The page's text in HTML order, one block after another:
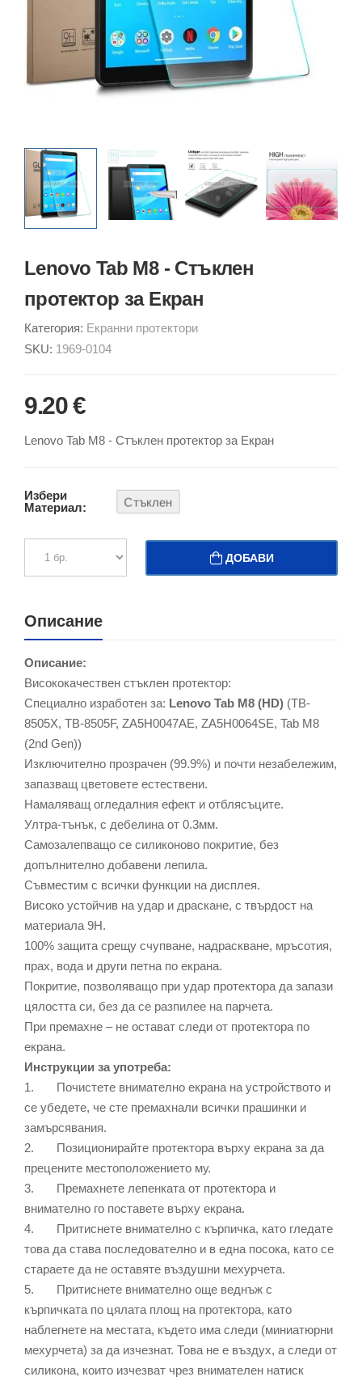
Lenovo Tab M8 - Стъклен
протектор за Екран
Категория: Екранни протектори
SKU: 1969-0104
9.20 €
Lenovo Tab M8 - Стъклен протектор за Екран
Избери
Материал:
Стъклен
ДОБАВИ
Описание
Описание:
Висококачествен стъклен протектор:
Специално изработен за: Lenovo Tab M8 (HD) (TB-
8505X, TB-8505F, ZA5H0047AE, ZA5H0064SE, Tab M8
(2nd Gen))
Изключително прозрачен (99.9%) и почти незабележим,
запазващ цветовете естествени.
Намаляващ огледалния ефект и отблясъците.
Ултра-тънък, с дебелина от 0.3мм.
Самозалепващо се силиконово покритие, без
допълнително добавени лепила.
Съвместим с всички функции на дисплея.
Високо устойчив на удар и драскане, с твърдост на
материала 9Н.
100% защита срещу счупване, надраскване, мръсотия,
прах, вода и други петна по екрана.
Покритие, позволяващо при удар протектора да запази
цялостта си, без да се разпилее на парчета.
При премахне – не остават следи от протектора по
екрана.
Инструкции за употреба:
1. Почистете внимателно екрана на устройството и
се убедете, че сте премахнали всички прашинки и
замърсявания.
2. Позиционирайте протектора върху екрана за да
прецените местоположението му.
3. Премахнете лепенката от протектора и
внимателно го поставете върху екрана.
4. Притиснете внимателно с кърпичка, като гледате
това да става последователно и в една посока, като се
стараете да не оставяте въздушни мехурчета.
5. Притиснете внимателно още веднъж с
кърпичката по цялата площ на протектора, като
наблегнете на местата, където има следи (миниатюрни
мехурчета) за да изчезнат. Това не е въздух, а следи от
силикона, които изчезват чрез внимателен натиск